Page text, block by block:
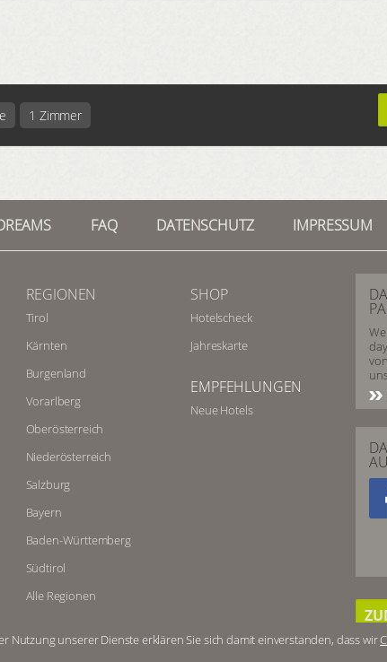
1 Zimmer
FAQ DATENSCHUTZ IMPRESSUM
REGIONEN
Tirol
Kärnten
Burgenland
Vorarlberg
Oberösterreich
Niederösterreich
Salzburg
Bayern
Baden-Württemberg
Südtirol
Alle Regionen
SHOP
Hotelscheck
Jahreskarte
EMPFEHLUNGEN
Neue Hotels
Nutzung unserer Dienste erklären Sie sich damit einverstanden, dass wir